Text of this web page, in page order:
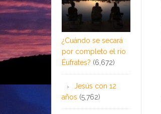
¿Cuándo se secará
por completo el río
Éufrates? (6,672)
Jesús con 12
años (5,762)